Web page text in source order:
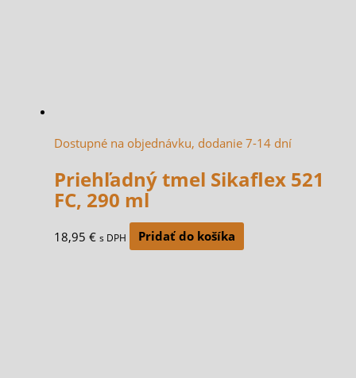
Dostupné na objednávku, dodanie 7-14 dní
Priehľadný tmel Sikaflex 521
FC, 290 ml
18,95 € s DPH Pridať do košíka